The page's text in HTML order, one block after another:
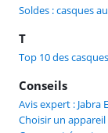
Soldes : casques
T
Top 10 des
Conseils
Avis expert : Jabra
Choisir un